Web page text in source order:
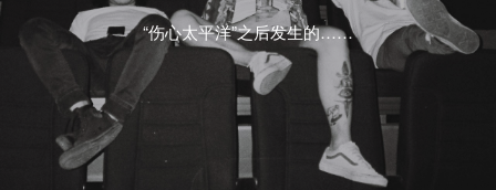
“伤心太平洋”之后发生的……